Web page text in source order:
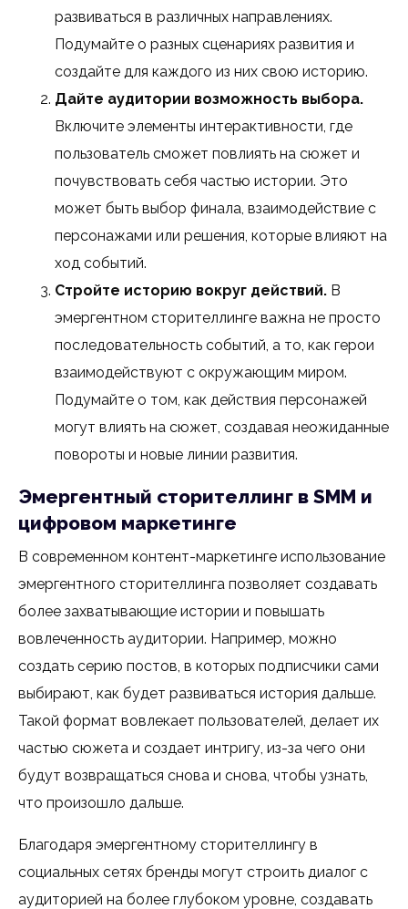
развиваться в различных направлениях.
Подумайте о разных сценариях развития и
создайте для каждого из них свою историю.
Дайте аудитории возможность выбора.
Включите элементы интерактивности, где
пользователь сможет повлиять на сюжет и
почувствовать себя частью истории. Это
может быть выбор финала, взаимодействие с
персонажами или решения, которые влияют на
ход событий.
Стройте историю вокруг действий. В
эмергентном сторителлинге важна не просто
последовательность событий, а то, как герои
взаимодействуют с окружающим миром.
Подумайте о том, как действия персонажей
могут влиять на сюжет, создавая неожиданные
повороты и новые линии развития.
Эмергентный сторителлинг в SMM и
цифровом маркетинге
В современном контент-маркетинге использование
эмергентного сторителлинга позволяет создавать
более захватывающие истории и повышать
вовлеченность аудитории. Например, можно
создать серию постов, в которых подписчики сами
выбирают, как будет развиваться история дальше.
Такой формат вовлекает пользователей, делает их
частью сюжета и создает интригу, из-за чего они
будут возвращаться снова и снова, чтобы узнать,
что произошло дальше.
Благодаря эмергентному сторителлингу в
социальных сетях бренды могут строить диалог с
аудиторией на более глубоком уровне, создавать